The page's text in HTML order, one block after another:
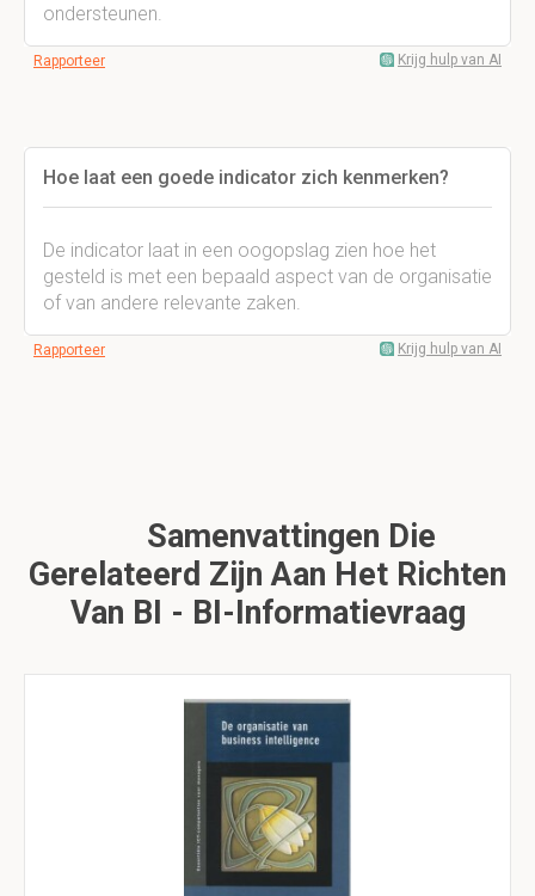
ondersteunen.
Rapporteer Krijg hulp van AI
Hoe laat een goede indicator zich kenmerken?
De indicator laat in een oogopslag zien hoe het
gesteld is met een bepaald aspect van de organisatie
of van andere relevante zaken.
Rapporteer Krijg hulp van AI
Samenvattingen Die
Gerelateerd Zijn Aan Het Richten
Van BI - BI-Informatievraag